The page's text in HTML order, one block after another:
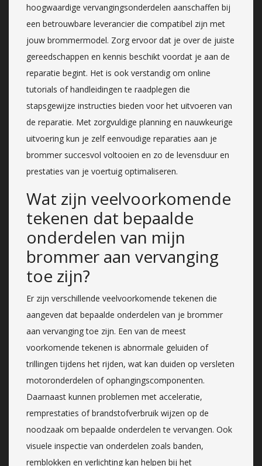
hoogwaardige vervangingsonderdelen aanschaffen bij
een betrouwbare leverancier die compatibel zijn met
jouw brommermodel. Zorg ervoor dat je over de juiste
gereedschappen en kennis beschikt voordat je aan de
reparatie begint. Het is ook verstandig om online
tutorials of handleidingen te raadplegen die
stapsgewijze instructies bieden voor het uitvoeren van
de reparatie. Met zorgvuldige planning en nauwkeurige
uitvoering kun je zelf eenvoudige reparaties aan je
brommer succesvol voltooien en zo de levensduur en
prestaties van je voertuig optimaliseren.
Wat zijn veelvoorkomende
tekenen dat bepaalde
onderdelen van mijn
brommer aan vervanging
toe zijn?
Er zijn verschillende veelvoorkomende tekenen die
aangeven dat bepaalde onderdelen van je brommer
aan vervanging toe zijn. Een van de meest
voorkomende tekenen is abnormale geluiden of
trillingen tijdens het rijden, wat kan duiden op versleten
motoronderdelen of ophangingscomponenten.
Daarnaast kunnen problemen met acceleratie,
remprestaties of brandstofverbruik wijzen op de
noodzaak om bepaalde onderdelen te vervangen. Ook
visuele inspectie van onderdelen zoals banden,
remblokken en verlichting kan helpen bij het